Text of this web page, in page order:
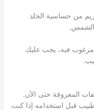
من حساسية الجلد
مرغوب فيه، يجب عليك
المعروفة حتى الآن.
قبل استخدامه إذا كنت